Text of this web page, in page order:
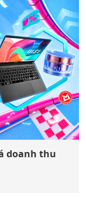
doanh thu